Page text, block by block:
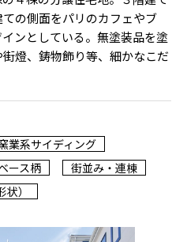
の側面をパリのカフェやブ
ンとしている。無塗装品を塗
燈、鋳物飾り等、細かなこだ
業系サイディング
ース柄
街並み・連棟
）